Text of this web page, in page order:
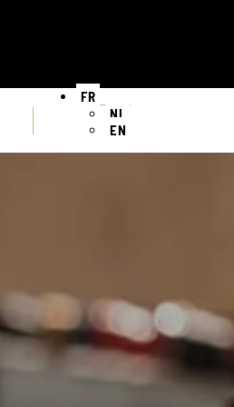
FR
NL
EN